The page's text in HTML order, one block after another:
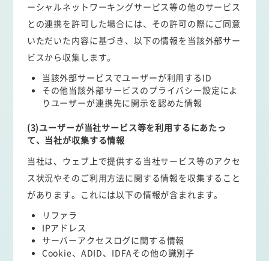
ーシャルネットワーキングサービス等の他のサービス
との連携を許可した場合には、その許可の際にご同意
いただいた内容に基づき、以下の情報を当該外部サー
ビスから収集します。
当該外部サービスでユーザーが利用するID
その他当該外部サービスのプライバシー設定によ
りユーザーが連携先に開示を認めた情報
(3)ユーザーが当社サービス等を利用するにあたっ
て、当社が収集する情報
当社は、ウェブ上で提供する当社サービス等のアクセ
ス状況やそのご利用方法に関する情報を収集すること
があります。これには以下の情報が含まれます。
リファラ
IPアドレス
サーバーアクセスログに関する情報
Cookie、ADID、IDFAその他の識別子